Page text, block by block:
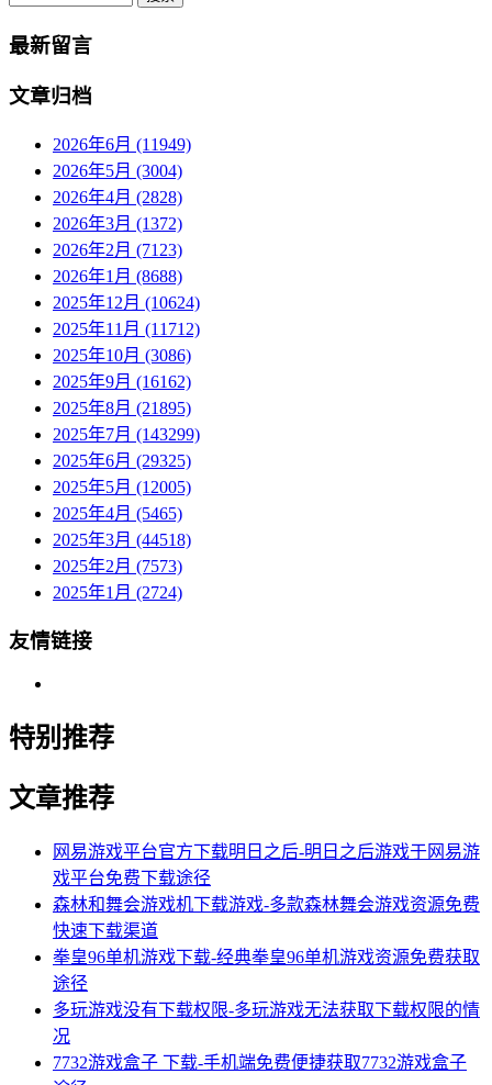
最新留言
文章归档
2026年6月 (11949)
2026年5月 (3004)
2026年4月 (2828)
2026年3月 (1372)
2026年2月 (7123)
2026年1月 (8688)
2025年12月 (10624)
2025年11月 (11712)
2025年10月 (3086)
2025年9月 (16162)
2025年8月 (21895)
2025年7月 (143299)
2025年6月 (29325)
2025年5月 (12005)
2025年4月 (5465)
2025年3月 (44518)
2025年2月 (7573)
2025年1月 (2724)
友情链接
特别推荐
文章推荐
网易游戏平台官方下载明日之后-明日之后游戏于网易游
戏平台免费下载途径
森林和舞会游戏机下载游戏-多款森林舞会游戏资源免费
快速下载渠道
拳皇96单机游戏下载-经典拳皇96单机游戏资源免费获取
途径
多玩游戏没有下载权限-多玩游戏无法获取下载权限的情
况
7732游戏盒子 下载-手机端免费便捷获取7732游戏盒子